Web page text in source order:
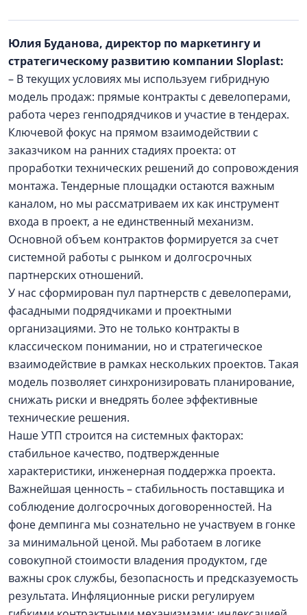
Юлия Буданова, директор по маркетингу и
стратегическому развитию компании Sloplast:
– В текущих условиях мы используем гибридную
модель продаж: прямые контракты с девелоперами,
работа через генподрядчиков и участие в тендерах.
Ключевой фокус на прямом взаимодействии с
заказчиком на ранних стадиях проекта: от
проработки технических решений до сопровождения
монтажа. Тендерные площадки остаются важным
каналом, но мы рассматриваем их как инструмент
входа в проект, а не единственный механизм.
Основной объем контрактов формируется за счет
системной работы с рынком и долгосрочных
партнерских отношений.
У нас сформирован пул партнерств с девелоперами,
фасадными подрядчиками и проектными
организациями. Это не только контракты в
классическом понимании, но и стратегическое
взаимодействие в рамках нескольких проектов. Такая
модель позволяет синхронизировать планирование,
снижать риски и внедрять более эффективные
технические решения.
Наше УТП строится на системных факторах:
стабильное качество, подтвержденные
характеристики, инженерная поддержка проекта.
Важнейшая ценность – стабильность поставщика и
соблюдение долгосрочных договоренностей. На
фоне демпинга мы сознательно не участвуем в гонке
за минимальной ценой. Мы работаем в логике
совокупной стоимости владения продуктом, где
важны срок службы, безопасность и предсказуемость
результата. Инфляционные риски регулируем